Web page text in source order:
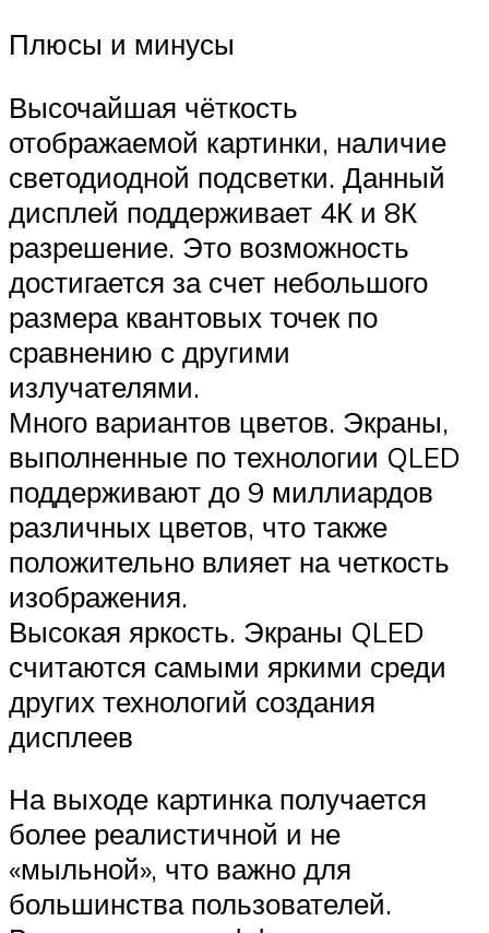
Плюсы и минусы
Высочайшая чёткость
отображаемой картинки, наличие
светодиодной подсветки. Данный
дисплей поддерживает 4К и 8К
разрешение. Это возможность
достигается за счет небольшого
размера квантовых точек по
сравнению с другими
излучателями.
Много вариантов цветов. Экраны,
выполненные по технологии QLED
поддерживают до 9 миллиардов
различных цветов, что также
положительно влияет на четкость
изображения.
Высокая яркость. Экраны QLED
считаются самыми яркими среди
других технологий создания
дисплеев
На выходе картинка получается
более реалистичной и не
«мыльной», что важно для
большинства пользователей.